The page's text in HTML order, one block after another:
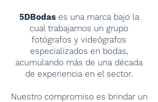
5DBodases una marca bajo la
cual trabajamos un grupo
fotógrafos y videógrafos
especializados en bodas,
acumulando más de una década
de experiencia en el sector.
Nuestro compromiso es brindar un